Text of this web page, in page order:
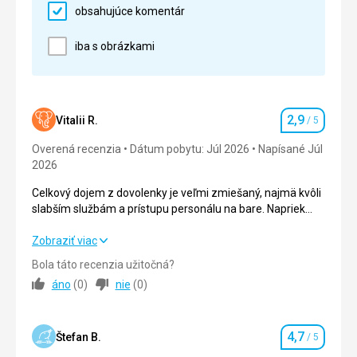
Pláž
Vynikajúca
Výborne
????
obsahujúce komentár
iba s obrázkami
Vitalii R. Hodnotenie
2,9 / 5
Overená recenzia Dátum pobytu: Júl 2026
Napísané Júl
2026
Celkový dojem z dovolenky je veľmi zmiešaný, najmä kvôli
slabším službám a prístupu personálu na bare. Napriek
očakávali, a opakovane sme sa stretli s neochotou.
sme nedostali zaplatené raňajky.
Celkový dojem z dovolenky je veľmi zmiešaný, najmä kvôli
zaplatenému All Inclusive sme nedostali to, čo sme
očakávali, a opakovane sme sa stretli s neochotou.
Strava 1,0/ 5
Zobraziť viac
Bola táto recenzia užitočná?
áno (0) nie (0)
Štefan B. Hodnotenie
4,7 / 5